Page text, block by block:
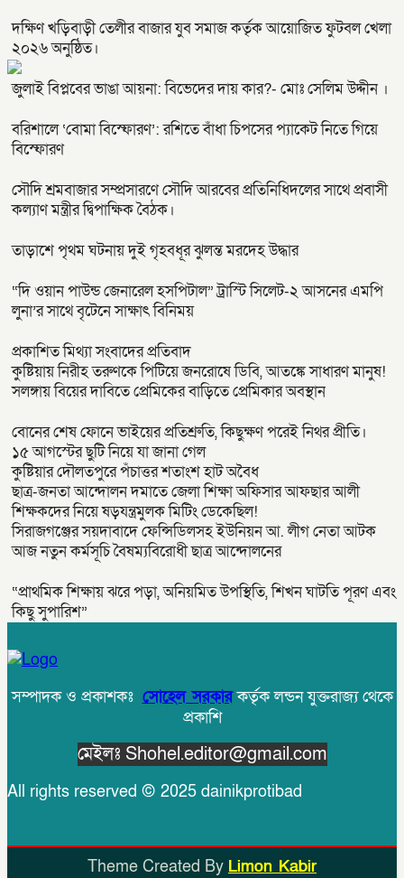
দক্ষিণ খড়িবাড়ী তেলীর বাজার যুব সমাজ কর্তৃক আয়োজিত ফুটবল খেলা
২০২৬ অনুষ্ঠিত।
জুলাই বিপ্লবের ভাঙা আয়না: বিভেদের দায় কার?- মোঃ সেলিম উদ্দীন ।
বরিশালে ‘বোমা বিস্ফোরণ’: রশিতে বাঁধা চিপসের প্যাকেট নিতে গিয়ে
বিস্ফোরণ
সৌদি শ্রমবাজার সম্প্রসারণে সৌদি আরবের প্রতিনিধিদলের সাথে প্রবাসী
কল্যাণ মন্ত্রীর দ্বিপাক্ষিক বৈঠক।
তাড়াশে পৃথম ঘটনায় দুই গৃহবধূর ঝুলন্ত মরদেহ উদ্ধার
“দি ওয়ান পাউন্ড জেনারেল হসপিটাল” ট্রাস্টি সিলেট-২ আসনের এমপি
লুনা’র সা‌থে বৃটেনে সাক্ষাৎ বিনিময়
প্রকাশিত মিথ্যা সংবাদের প্রতিবাদ
কুষ্টিয়ায় নিরীহ তরুণকে পিটিয়ে জনরোষে ডিবি, আতঙ্কে সাধারণ মানুষ!
সলঙ্গায় বিয়ের দাবিতে প্রেমিকের বাড়িতে প্রেমিকার অবস্থান
বোনের শেষ ফোনে ভাইয়ের প্রতিশ্রুতি, কিছুক্ষণ পরেই নিথর প্রীতি।
১৫ আগস্টের ছুটি নিয়ে যা জানা গেল
কুষ্টিয়ার দৌলতপুরে পঁচাত্তর শতাংশ হাট অবৈধ
ছাত্র-জনতা আন্দোলন দমাতে জেলা শিক্ষা অফিসার আফছার আলী
শিক্ষকদের নিয়ে ষড়যন্ত্রমুলক মিটিং ডেকেছিল!
সিরাজগঞ্জের সয়দাবাদে ফেন্সিডিলসহ ইউনিয়ন আ. লীগ নেতা আটক
আজ নতুন কর্মসূচি বৈষম্যবিরোধী ছাত্র আন্দোলনের
“প্রাথমিক শিক্ষায় ঝরে পড়া, অনিয়মিত উপস্থিতি, শিখন ঘাটতি পূরণ এবং
কিছু সুপারিশ”
সম্পাদক ও প্রকাশকঃ সোহেল সরকারকর্তৃক লন্ডন যুক্তরাজ্য থেকে
প্রকাশি
মেইলঃ Shohel.editor@gmail.com
All rights reserved © 2025 dainikprotibad
Theme Created By Limon Kabir